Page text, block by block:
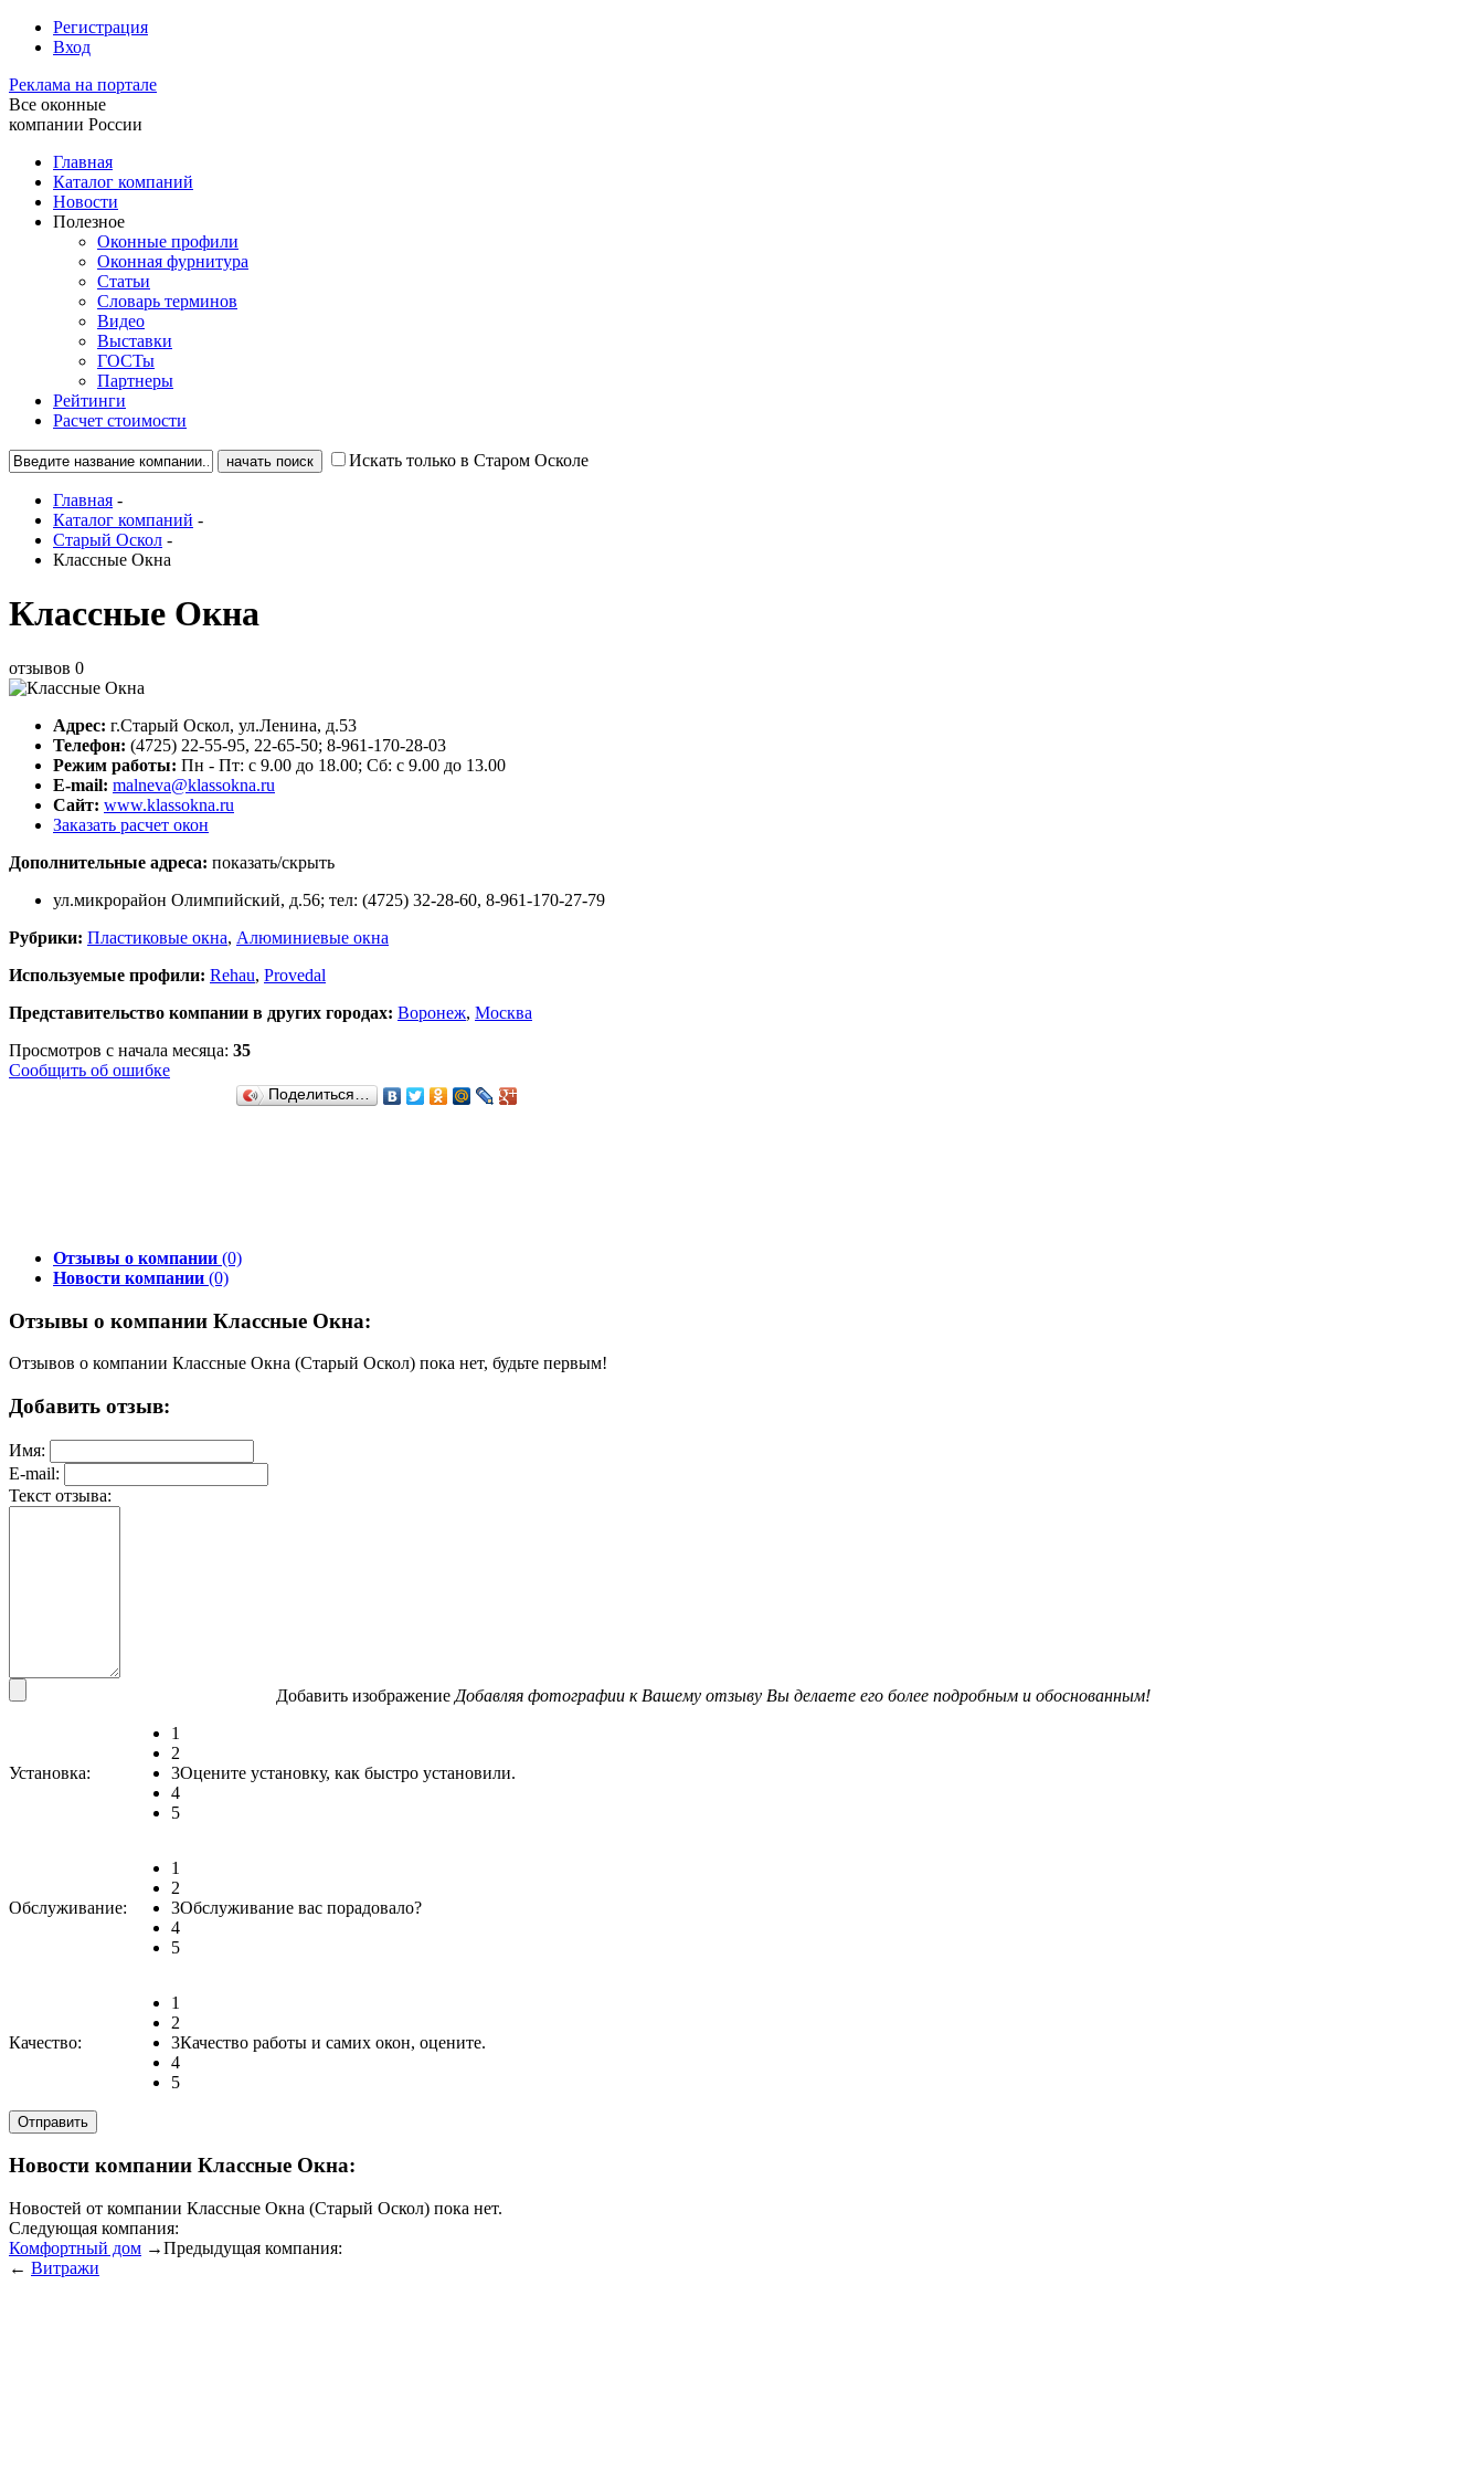
Регистрация
Вход
Реклама на портале
Все оконные
компании России
Главная
Каталог компаний
Новости
Полезное
Оконные профили
Оконная фурнитура
Статьи
Словарь терминов
Видео
Выставки
ГОСТы
Партнеры
Рейтинги
Расчет стоимости
Искать только в Старом Осколе
Главная -
Каталог компаний -
Старый Оскол -
Классные Окна
Классные Окна
отзывов 0
Адрес: г.Старый Оскол, ул.Ленина, д.53
Телефон: (4725) 22-55-95, 22-65-50; 8-961-170-28-03
Режим работы: Пн - Пт: с 9.00 до 18.00; Сб: c 9.00 до 13.00
E-mail: malneva@klassokna.ru
Сайт: www.klassokna.ru
Заказать расчет окон
Дополнительные адреса: показать/скрыть
ул.микрорайон Олимпийский, д.56; тел: (4725) 32-28-60, 8-961-170-27-79
Рубрики: Пластиковые окна, Алюминиевые окна
Используемые профили: Rehau, Provedal
Представительство компании в других городах: Воронеж, Москва
Просмотров с начала месяца: 35
Сообщить об ошибке
Поделиться…
Отзывы о компании (0)
Новости компании (0)
Отзывы о компании Классные Окна:
Отзывов о компании Классные Окна (Старый Оскол) пока нет, будьте первым!
Добавить отзыв:
Имя:
E-mail:
Текст отзыва:
Добавить изображение Добавляя фотографии к Вашему отзыву Вы делаете его более подробным и обоснованным!
Установка:
1
2
3
4
5
Оцените установку, как быстро установили.
Обслуживание:
1
2
3
4
5
Обслуживание вас порадовало?
Качество:
1
2
3
4
5
Качество работы и самих окон, оцените.
Новости компании Классные Окна:
Новостей от компании Классные Окна (Старый Оскол) пока нет.
Следующая компания:
Комфортный дом →Предыдущая компания:
← Витражи